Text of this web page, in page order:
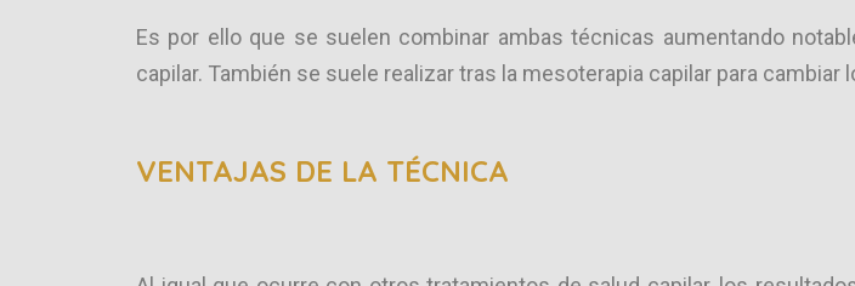
Es por ello que se suelen combinar ambas técnicas aumentando
capilar. También se suele realizar tras la mesoterapia capilar para
VENTAJAS DE LA TÉCNICA